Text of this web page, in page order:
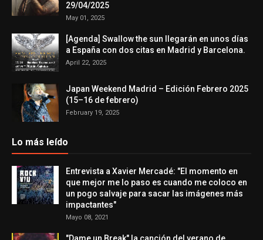
29/04/2025
May 01, 2025
[Agenda] Swallow the sun llegarán en unos días
a España con dos citas en Madrid y Barcelona.
April 22, 2025
Japan Weekend Madrid – Edición Febrero 2025
(15–16 de febrero)
February 19, 2025
Lo más leído
Entrevista a Xavier Mercadé: "El momento en
que mejor me lo paso es cuando me coloco en
un pogo salvaje para sacar las imágenes más
impactantes"
Mayo 08, 2021